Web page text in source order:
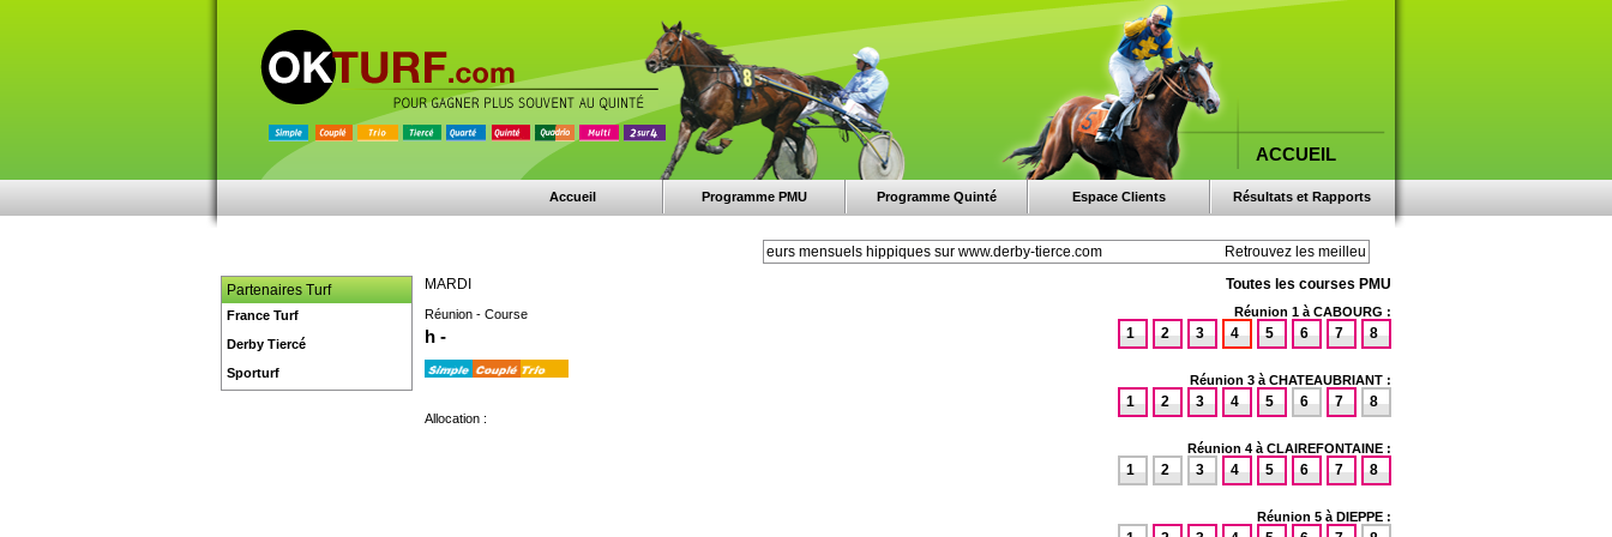
ACCUEIL
Résultats et Rapports
Espace Clients
Programme Quinté
Programme PMU
Accueil
Toutes les courses PMU
Réunion 1 à CABOURG :
8
7
6
5
4
3
2
1
Réunion 3 à CHATEAUBRIANT :
8
7
6
5
4
3
2
1
Réunion 4 à CLAIREFONTAINE :
8
7
6
5
4
3
2
1
Réunion 5 à DIEPPE :
MARDI
Réunion - Course
h -
Allocation :
Partenaires Turf
France Turf
Derby Tiercé
Sporturf